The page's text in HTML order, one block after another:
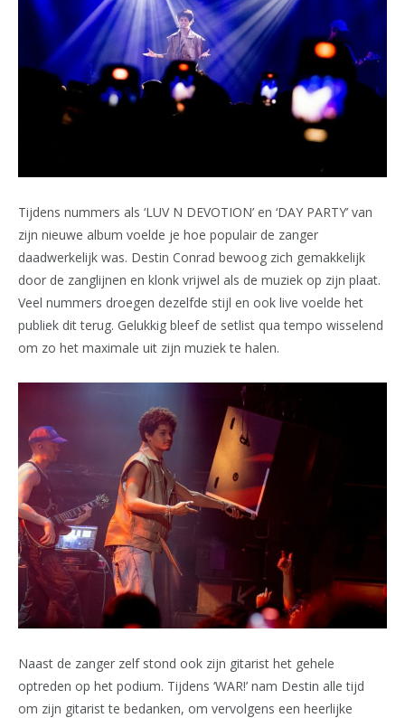
Tijdens nummers als ‘LUV N DEVOTION’ en ‘DAY PARTY’ van
zijn nieuwe album voelde je hoe populair de zanger
daadwerkelijk was. Destin Conrad bewoog zich gemakkelijk
door de zanglijnen en klonk vrijwel als de muziek op zijn plaat.
Veel nummers droegen dezelfde stijl en ook live voelde het
publiek dit terug. Gelukkig bleef de setlist qua tempo wisselend
om zo het maximale uit zijn muziek te halen.
Naast de zanger zelf stond ook zijn gitarist het gehele
optreden op het podium. Tijdens ‘WAR!’ nam Destin alle tijd
om zijn gitarist te bedanken, om vervolgens een heerlijke